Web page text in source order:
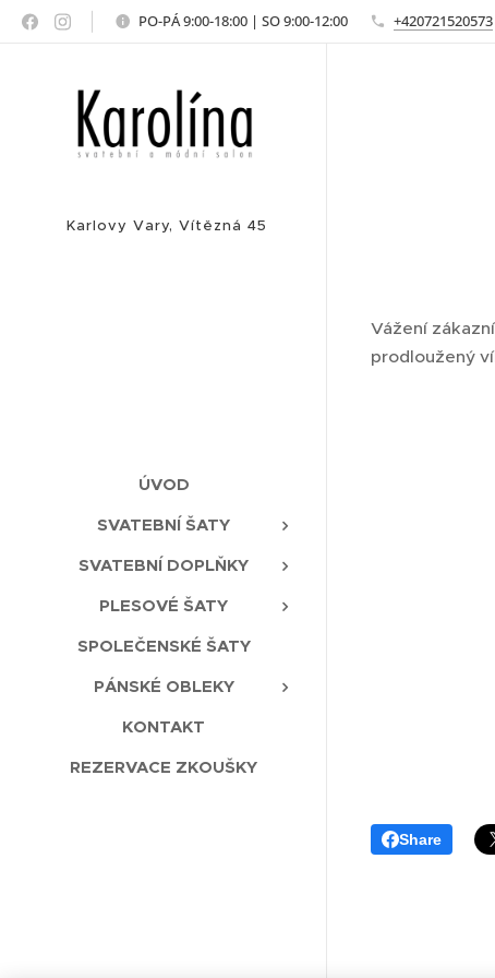
PO-PÁ 9:00-18:00 | SO 9:00-12:00 +420721520573
Karlovy Vary, Vítězná 45
ÚVOD
SVATEBNÍ ŠATY
SVATEBNÍ DOPLŇKY
PLESOVÉ ŠATY
SPOLEČENSKÉ ŠATY
PÁNSKÉ OBLEKY
KONTAKT
REZERVACE ZKOUŠKY
Vážení
prodloužený
Share